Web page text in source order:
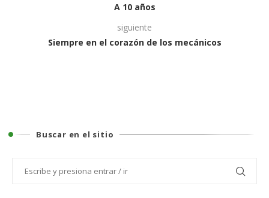
A 10 años
siguiente
Siempre en el corazón de los mecánicos
Buscar en el sitio